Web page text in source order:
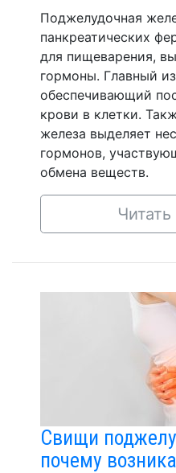
Поджелудочная
панкреатических
для пищеварения,
гормоны. Главный
обеспечивающий
крови в клетки.
железа выделяет
гормонов,
обмена веществ.
Свищи
почему